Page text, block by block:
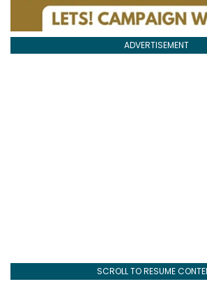
ADVERTISEMENT
SCROLL TO RESUME